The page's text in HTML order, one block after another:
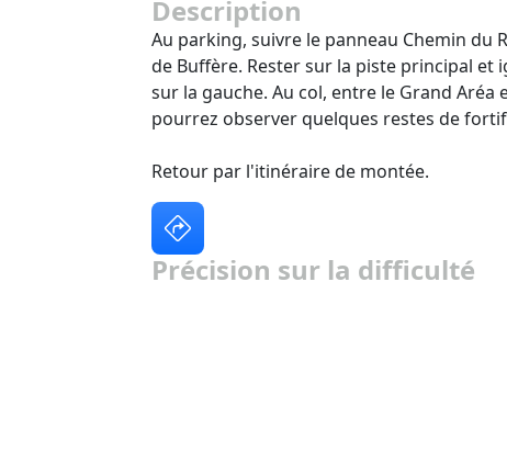
Description
Au parking, suivre le panneau Chemin du
de Buffère. Rester sur la piste principal et
sur la gauche. Au col, entre le Grand Aréa
pourrez observer quelques restes de
Retour par l'itinéraire de montée.
Précision sur la difficulté